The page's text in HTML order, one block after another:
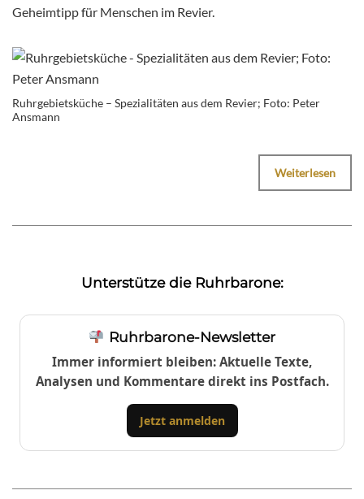
Geheimtipp für Menschen im Revier.
Ruhrgebietsküche – Spezialitäten aus dem Revier; Foto: Peter
Ansmann
Weiterlesen
Unterstütze die Ruhrbarone:
Ruhrbarone-Newsletter
Immer informiert bleiben: Aktuelle Texte,
Analysen und Kommentare direkt ins Postfach.
Jetzt anmelden